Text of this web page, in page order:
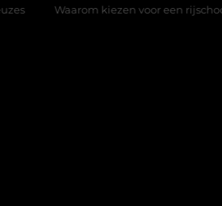
kiezen voor een rijschool in Utrecht?